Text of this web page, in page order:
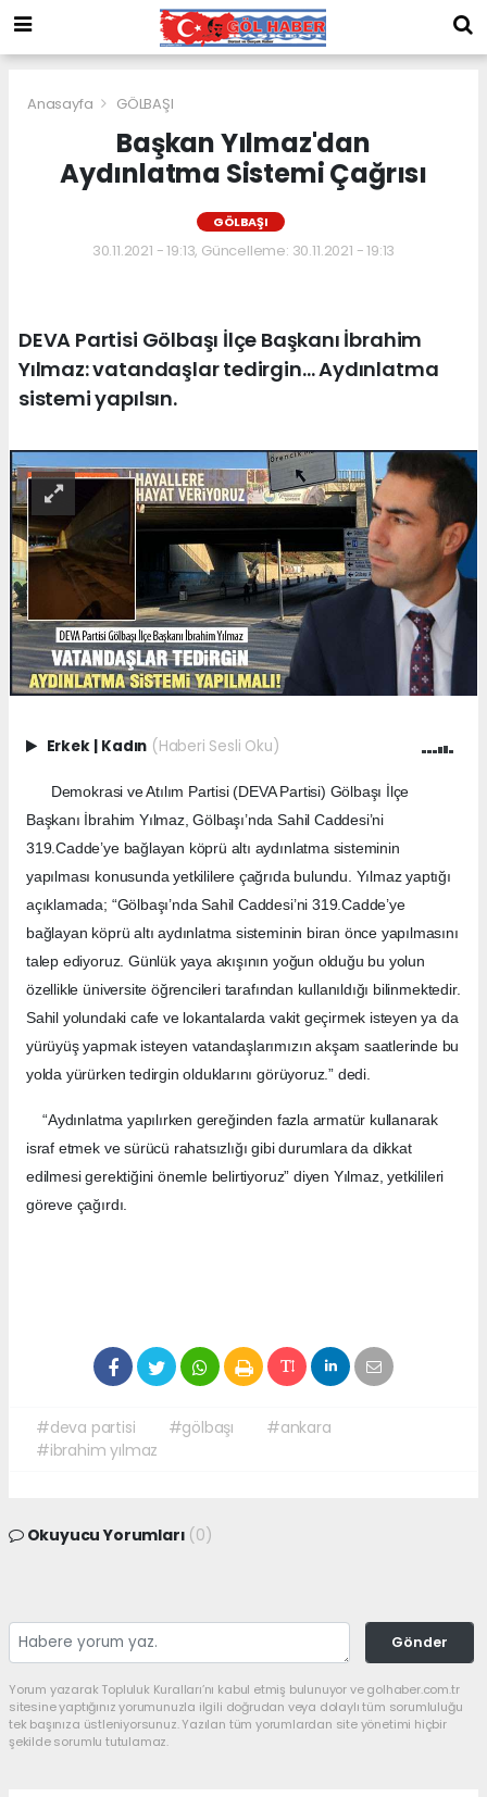
Anasayfa GÖLBAŞI
Başkan Yılmaz'dan
Aydınlatma Sistemi Çağrısı
GÖLBAŞI
30.11.2021 - 19:13, Güncelleme: 30.11.2021 - 19:13
DEVA Partisi Gölbaşı İlçe Başkanı İbrahim
Yılmaz: vatandaşlar tedirgin… Aydınlatma
sistemi yapılsın.
Erkek | Kadın (Haberi Sesli Oku)
Demokrasi ve Atılım Partisi (DEVA Partisi) Gölbaşı İlçe
Başkanı İbrahim Yılmaz, Gölbaşı’nda Sahil Caddesi’ni
319.Cadde’ye bağlayan köprü altı aydınlatma sisteminin
yapılması konusunda yetkililere çağrıda bulundu. Yılmaz yaptığı
açıklamada; “Gölbaşı’nda Sahil Caddesi’ni 319.Cadde’ye
bağlayan köprü altı aydınlatma sisteminin biran önce yapılmasını
talep ediyoruz. Günlük yaya akışının yoğun olduğu bu yolun
özellikle üniversite öğrencileri tarafından kullanıldığı bilinmektedir.
Sahil yolundaki cafe ve lokantalarda vakit geçirmek isteyen ya da
yürüyüş yapmak isteyen vatandaşlarımızın akşam saatlerinde bu
yolda yürürken tedirgin olduklarını görüyoruz.” dedi.
“Aydınlatma yapılırken gereğinden fazla armatür kullanarak
israf etmek ve sürücü rahatsızlığı gibi durumlara da dikkat
edilmesi gerektiğini önemle belirtiyoruz” diyen Yılmaz, yetkilileri
göreve çağırdı.
#deva partisi #gölbaşı
#ankara
#ibrahim yılmaz
Okuyucu Yorumları (0)
Gönder
Yorum yazarak Topluluk Kuralları’nı kabul etmiş bulunuyor ve golhaber.com.tr
sitesine yaptığınız yorumunuzla ilgili doğrudan veya dolaylı tüm sorumluluğu
tek başınıza üstleniyorsunuz. Yazılan tüm yorumlardan site yönetimi hiçbir
şekilde sorumlu tutulamaz.